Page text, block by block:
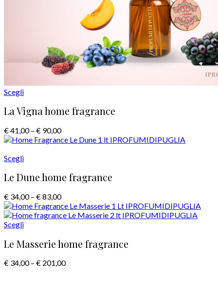
Scegli
La Vigna home fragrance
€41,00– € 90,00
Scegli
Le Dune home fragrance
€ 34,00– €83,00
Scegli
Le Masserie home fragrance
€ 34,00– € 201,00